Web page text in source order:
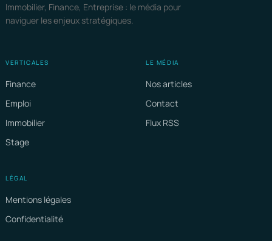
Immobilier, Finance, Entreprise : le média pour
naviguer les enjeux stratégiques.
VERTICALES
Finance
Emploi
Immobilier
Stage
LE MÉDIA
Nos articles
Contact
Flux RSS
LÉGAL
Mentions légales
Confidentialité